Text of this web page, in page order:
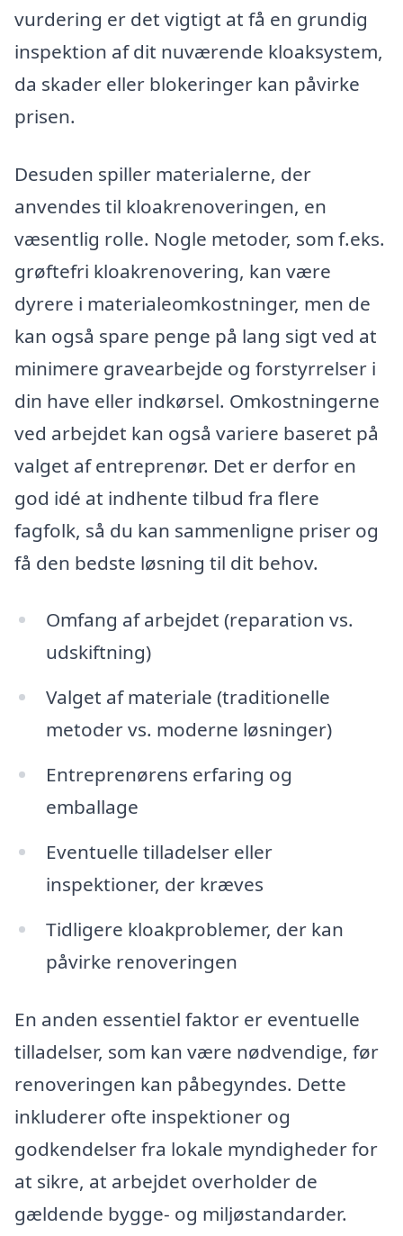
vurdering er det vigtigt at få en grundig
inspektion af dit nuværende kloaksystem,
da skader eller blokeringer kan påvirke
prisen.
Desuden spiller materialerne, der
anvendes til kloakrenoveringen, en
væsentlig rolle. Nogle metoder, som f.eks.
grøftefri kloakrenovering, kan være
dyrere i materialeomkostninger, men de
kan også spare penge på lang sigt ved at
minimere gravearbejde og forstyrrelser i
din have eller indkørsel. Omkostningerne
ved arbejdet kan også variere baseret på
valget af entreprenør. Det er derfor en
god idé at indhente tilbud fra flere
fagfolk, så du kan sammenligne priser og
få den bedste løsning til dit behov.
Omfang af arbejdet (reparation vs.
udskiftning)
Valget af materiale (traditionelle
metoder vs. moderne løsninger)
Entreprenørens erfaring og
emballage
Eventuelle tilladelser eller
inspektioner, der kræves
Tidligere kloakproblemer, der kan
påvirke renoveringen
En anden essentiel faktor er eventuelle
tilladelser, som kan være nødvendige, før
renoveringen kan påbegyndes. Dette
inkluderer ofte inspektioner og
godkendelser fra lokale myndigheder for
at sikre, at arbejdet overholder de
gældende bygge- og miljøstandarder.